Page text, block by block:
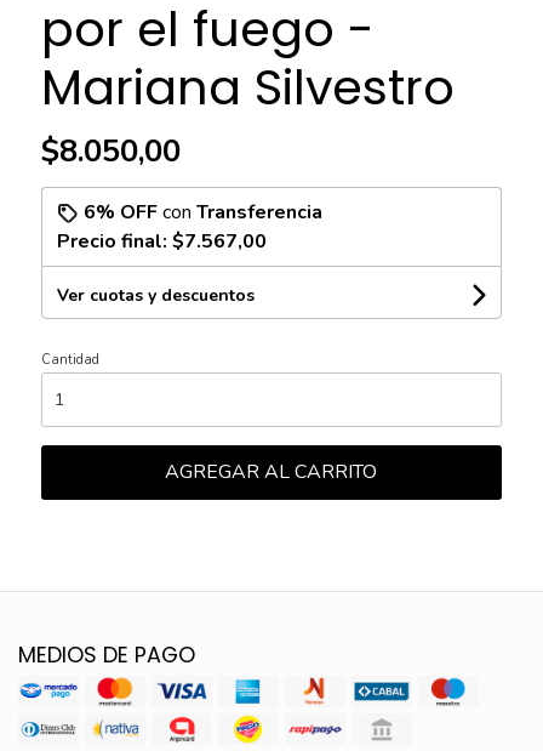
por el fuego -
Mariana Silvestro
$8.050,00
6% OFFcon Transferencia
Precio final: $7.567,00
Ver cuotas y descuentos
Cantidad
AGREGAR AL CARRITO
MEDIOS DE PAGO